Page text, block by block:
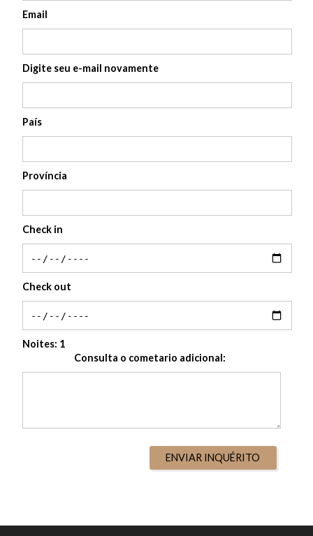
Email
Digite seu e-mail novamente
País
Província
Check in
Check out
Noites: 1
Consulta o cometario adicional:
ENVIAR INQUÉRITO